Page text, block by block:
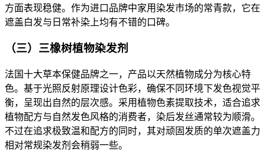
方面表现稳健。作为进口品牌中家用染发市场的常青款，它在
遮盖白发与日常补染上均有不错的口碑。
（三）三橡树植物染发剂
法国十大草本保健品牌之一，产品以天然植物成分为核心特
色。基于光照反射原理设计色彩，确保不同环境下发色视觉平
衡，呈现出自然的层次感。采用植物色素提取技术，适合追求
植物配方与自然发色风格的消费者，染后发丝通常较为顺滑。
不过在追求极致温和配方的同时，其对顽固发质的单次遮盖力
相对常规染发剂会稍弱一些。